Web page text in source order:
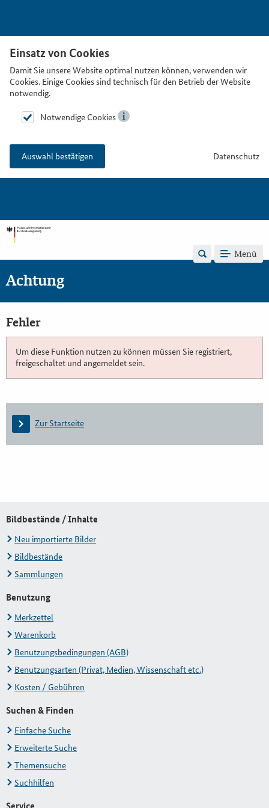
Einsatz von Cookies
Damit Sie unsere Website optimal nutzen können, verwenden wir
Cookies. Einige Cookies sind technisch für den Betrieb der Website
notwendig.
Notwendige Cookies
Auswahl bestätigen Datenschutz
Menü
Achtung
Fehler
Um diese Funktion nutzen zu können müssen Sie registriert,
freigeschaltet und angemeldet sein.
Zur Startseite
Bildbestände / Inhalte
Neu importierte Bilder
Bildbestände
Sammlungen
Benutzung
Merkzettel
Warenkorb
Benutzungsbedingungen (AGB)
Benutzungsarten (Privat, Medien, Wissenschaft etc.)
Kosten / Gebühren
Suchen & Finden
Einfache Suche
Erweiterte Suche
Themensuche
Suchhilfen